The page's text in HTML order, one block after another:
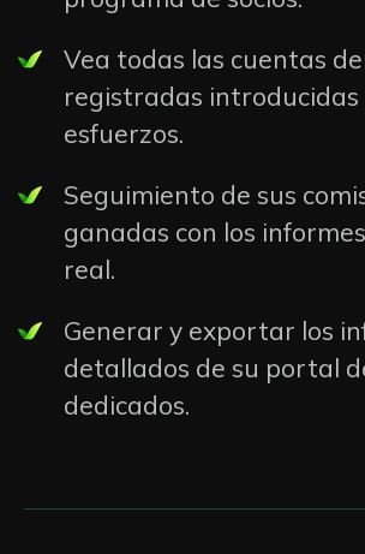
Vea todas las cuentas
registradas introducidas
esfuerzos.
Seguimiento de sus
ganadas con los
real.
Generar y exportar los
detallados de su portal
dedicados.